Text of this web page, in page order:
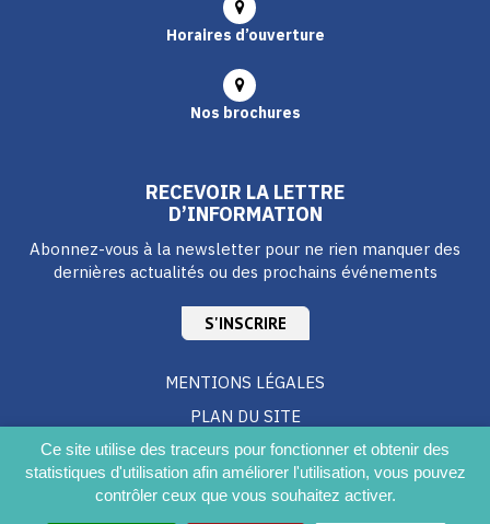
Ce site utilise des traceurs pour fonctionner et obtenir des
statistiques d'utilisation afin améliorer l'utilisation, vous pouvez
contrôler ceux que vous souhaitez activer.
Horaires d’ouverture
Nos brochures
RECEVOIR LA LETTRE
D’INFORMATION
Abonnez-vous à la newsletter pour ne rien manquer des
dernières actualités ou des prochains événements
S'INSCRIRE
MENTIONS LÉGALES
PLAN DU SITE
CRÉDITS
ACCESSIBILITÉ DU SITE